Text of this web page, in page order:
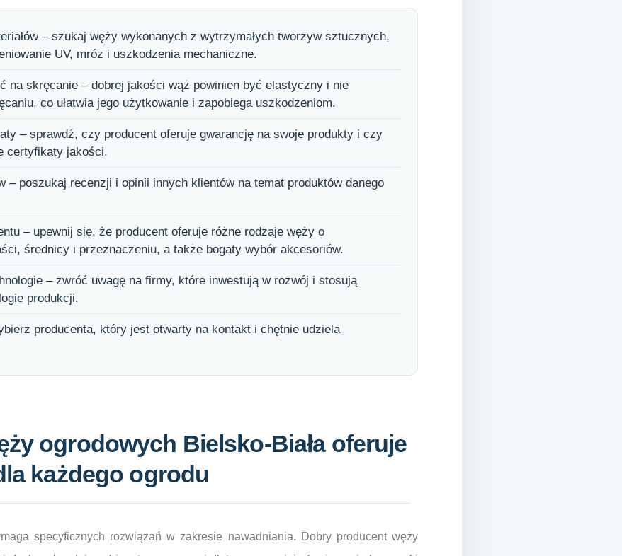
– szukaj węży wykonanych z wytrzymałych tworzyw sztucznych,
UV, mróz i uszkodzenia mechaniczne.
na skręcanie – dobrej jakości wąż powinien być elastyczny i nie
co ułatwia jego użytkowanie i zapobiega uszkodzeniom.
– sprawdź, czy producent oferuje gwarancję na swoje produkty i czy
certyfikaty jakości.
– poszukaj recenzji i opinii innych klientów na temat produktów danego
– upewnij się, że producent oferuje różne rodzaje węży o
średnicy i przeznaczeniu, a także bogaty wybór akcesoriów.
– zwróć uwagę na firmy, które inwestują w rozwój i stosują
produkcji.
producenta, który jest otwarty na kontakt i chętnie udziela
ogrodowych Bielsko-Biała oferuje
każdego ogrodu
specyficznych rozwiązań w zakresie nawadniania. Dobry producent węży